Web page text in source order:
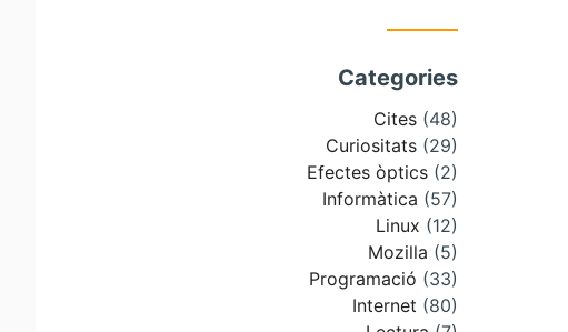
Categories
Cites (48)
Curiositats (29)
Efectes òptics (2)
Informàtica (57)
Linux (12)
Mozilla (5)
Programació (33)
Internet (80)